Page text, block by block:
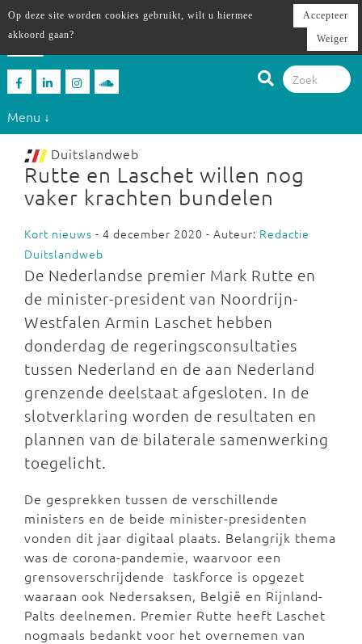
Menu ↓
Duitslandweb
Rutte en Laschet willen nog
vaker krachten bundelen
Kort nieuws - 4 december 2020 - Auteur: Redactie
Duitslandweb
De Nederlandse premier Mark Rutte en
de minister-president van Noordrijn-
Westfalen Armin Laschet hebben
donderdag de regeringsconsultaties
tussen Nederland en de aan Nederland
grenzende deelstaat afgesloten. In de
slotverklaring worden de resultaten en
plannen van de bilaterale samenwerking
toegelicht.
De gesprekken tussen de verschillende
ministers en de beide minister-presidenten
vonden dit jaar digitaal plaats. Belangrijk thema
was de corona-pandemie, waarvoor een
grensoverschrijdende taskforce is opgezet
waaraan ook Nedersaksen, België en Rijnland-
Palts deelnemen. Premier Rutte heeft Laschet
nogmaals bedankt voor het overnemen van
Op deze site worden cookies gebruikt, wilt u hiermee
akkoord gaan?
Accepteer
Weiger